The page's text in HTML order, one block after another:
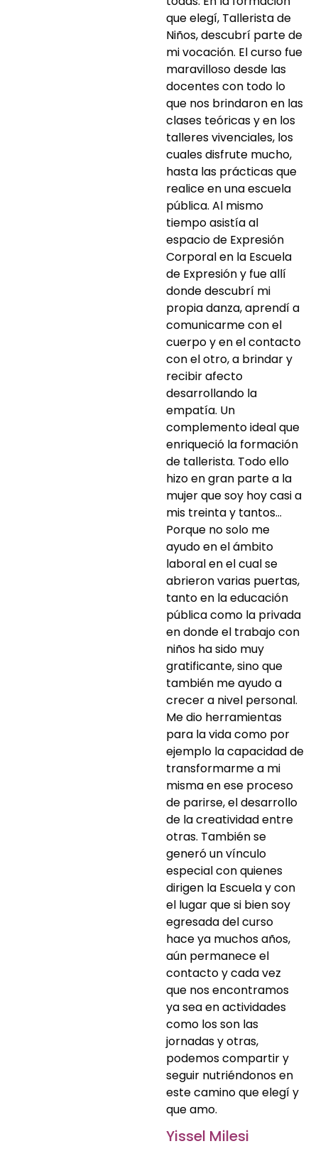
que elegí, Tallerista de
Niños, descubrí parte de
mi vocación. El curso fue
maravilloso desde las
docentes con todo lo
que nos brindaron en las
clases teóricas y en los
talleres vivenciales, los
cuales disfrute mucho,
hasta las prácticas que
realice en una escuela
pública. Al mismo
tiempo asistía al
espacio de Expresión
Corporal en la Escuela
de Expresión y fue allí
donde descubrí mi
propia danza, aprendí a
comunicarme con el
cuerpo y en el contacto
con el otro, a brindar y
recibir afecto
desarrollando la
empatía. Un
complemento ideal que
enriqueció la formación
de tallerista. Todo ello
hizo en gran parte a la
mujer que soy hoy casi a
mis treinta y tantos…
Porque no solo me
ayudo en el ámbito
laboral en el cual se
abrieron varias puertas,
tanto en la educación
pública como la privada
en donde el trabajo con
niños ha sido muy
gratificante, sino que
también me ayudo a
crecer a nivel personal.
Me dio herramientas
para la vida como por
ejemplo la capacidad de
transformarme a mi
misma en ese proceso
de parirse, el desarrollo
de la creatividad entre
otras. También se
generó un vínculo
especial con quienes
dirigen la Escuela y con
el lugar que si bien soy
egresada del curso
hace ya muchos años,
aún permanece el
contacto y cada vez
que nos encontramos
ya sea en actividades
como los son las
jornadas y otras,
podemos compartir y
seguir nutriéndonos en
este camino que elegí y
que amo.
Yissel Milesi